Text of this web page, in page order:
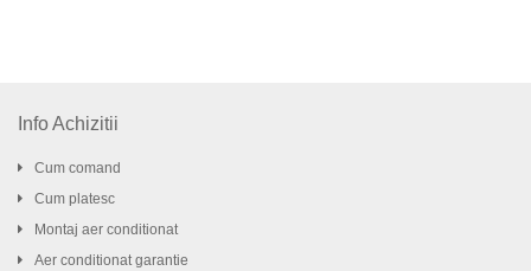
Info Achizitii
Cum comand
Cum platesc
Montaj aer conditionat
Aer conditionat garantie